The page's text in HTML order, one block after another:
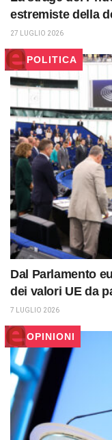
estremiste della
27 LUGLIO 2026
POLITICA
Dal Parlamento
dei valori UE da
7 LUGLIO 2026
OPINIONI